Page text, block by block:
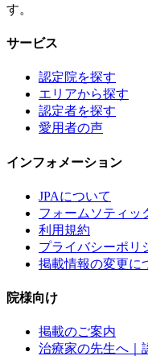
す。
サービス
認定院を探す
エリアから探す
認定者を探す
愛用者の声
インフォメーション
JPAについて
フォームソティッ
利用規約
プライバシーポリ
掲載情報の変更に
院様向け
掲載のご案内
治療家の先生へ｜